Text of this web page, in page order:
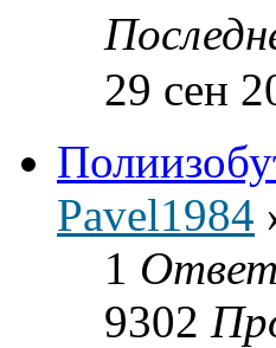
29 сен
Pavel1984
1
9302